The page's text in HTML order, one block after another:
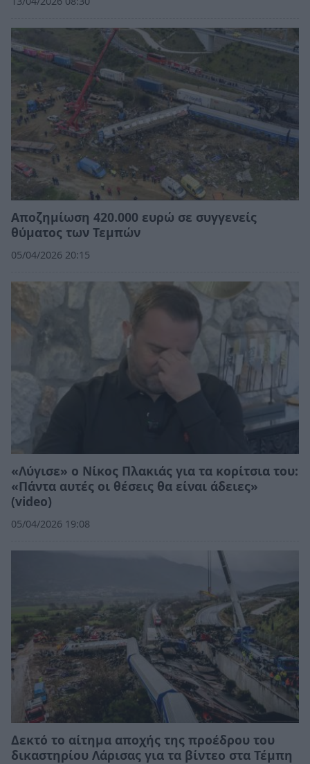
Αποζημίωση 420.000 ευρώ σε συγγενείς
θύματος των Τεμπών
05/04/2026 20:15
«Λύγισε» ο Νίκος Πλακιάς για τα κορίτσια του:
«Πάντα αυτές οι θέσεις θα είναι άδειες»
(video)
05/04/2026 19:08
Δεκτό το αίτημα αποχής της προέδρου του
δικαστηρίου Λάρισας για τα βίντεο στα Τέμπη